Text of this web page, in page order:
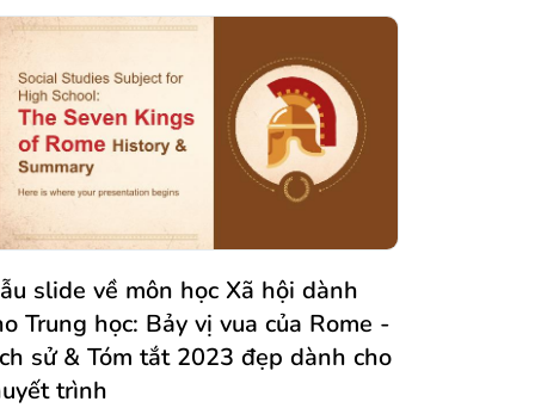
giữa thế kỷ thứ 5 và thứ 15, và trong nhiều
đã có thời gian cho nhiều sự kiện diễn ra
hạn như các giải đấu hiệp sĩ) và cho các
trình kiến trúc vĩ đại được tạo ra (chẳng
như các lâu đài thời trung cổ khổng lồ).
này về thời Trung cổ không được tạo
trong thời Trung cổ, nhưng nó cũng tuyệt vời
vậy! Chỉ cần tải xuống để nói về giai đoạn
sử khốc liệt này. Bắt đầu giải đấu với mẫu
trung cổ này!
slide về môn học Xã hội dành
Trung học: Bảy vị vua của Rome -
sử & Tóm tắt 2023 đẹp dành cho
trình